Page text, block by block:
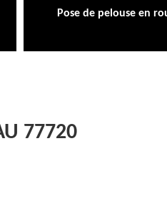
Pose de pelouse en
77720